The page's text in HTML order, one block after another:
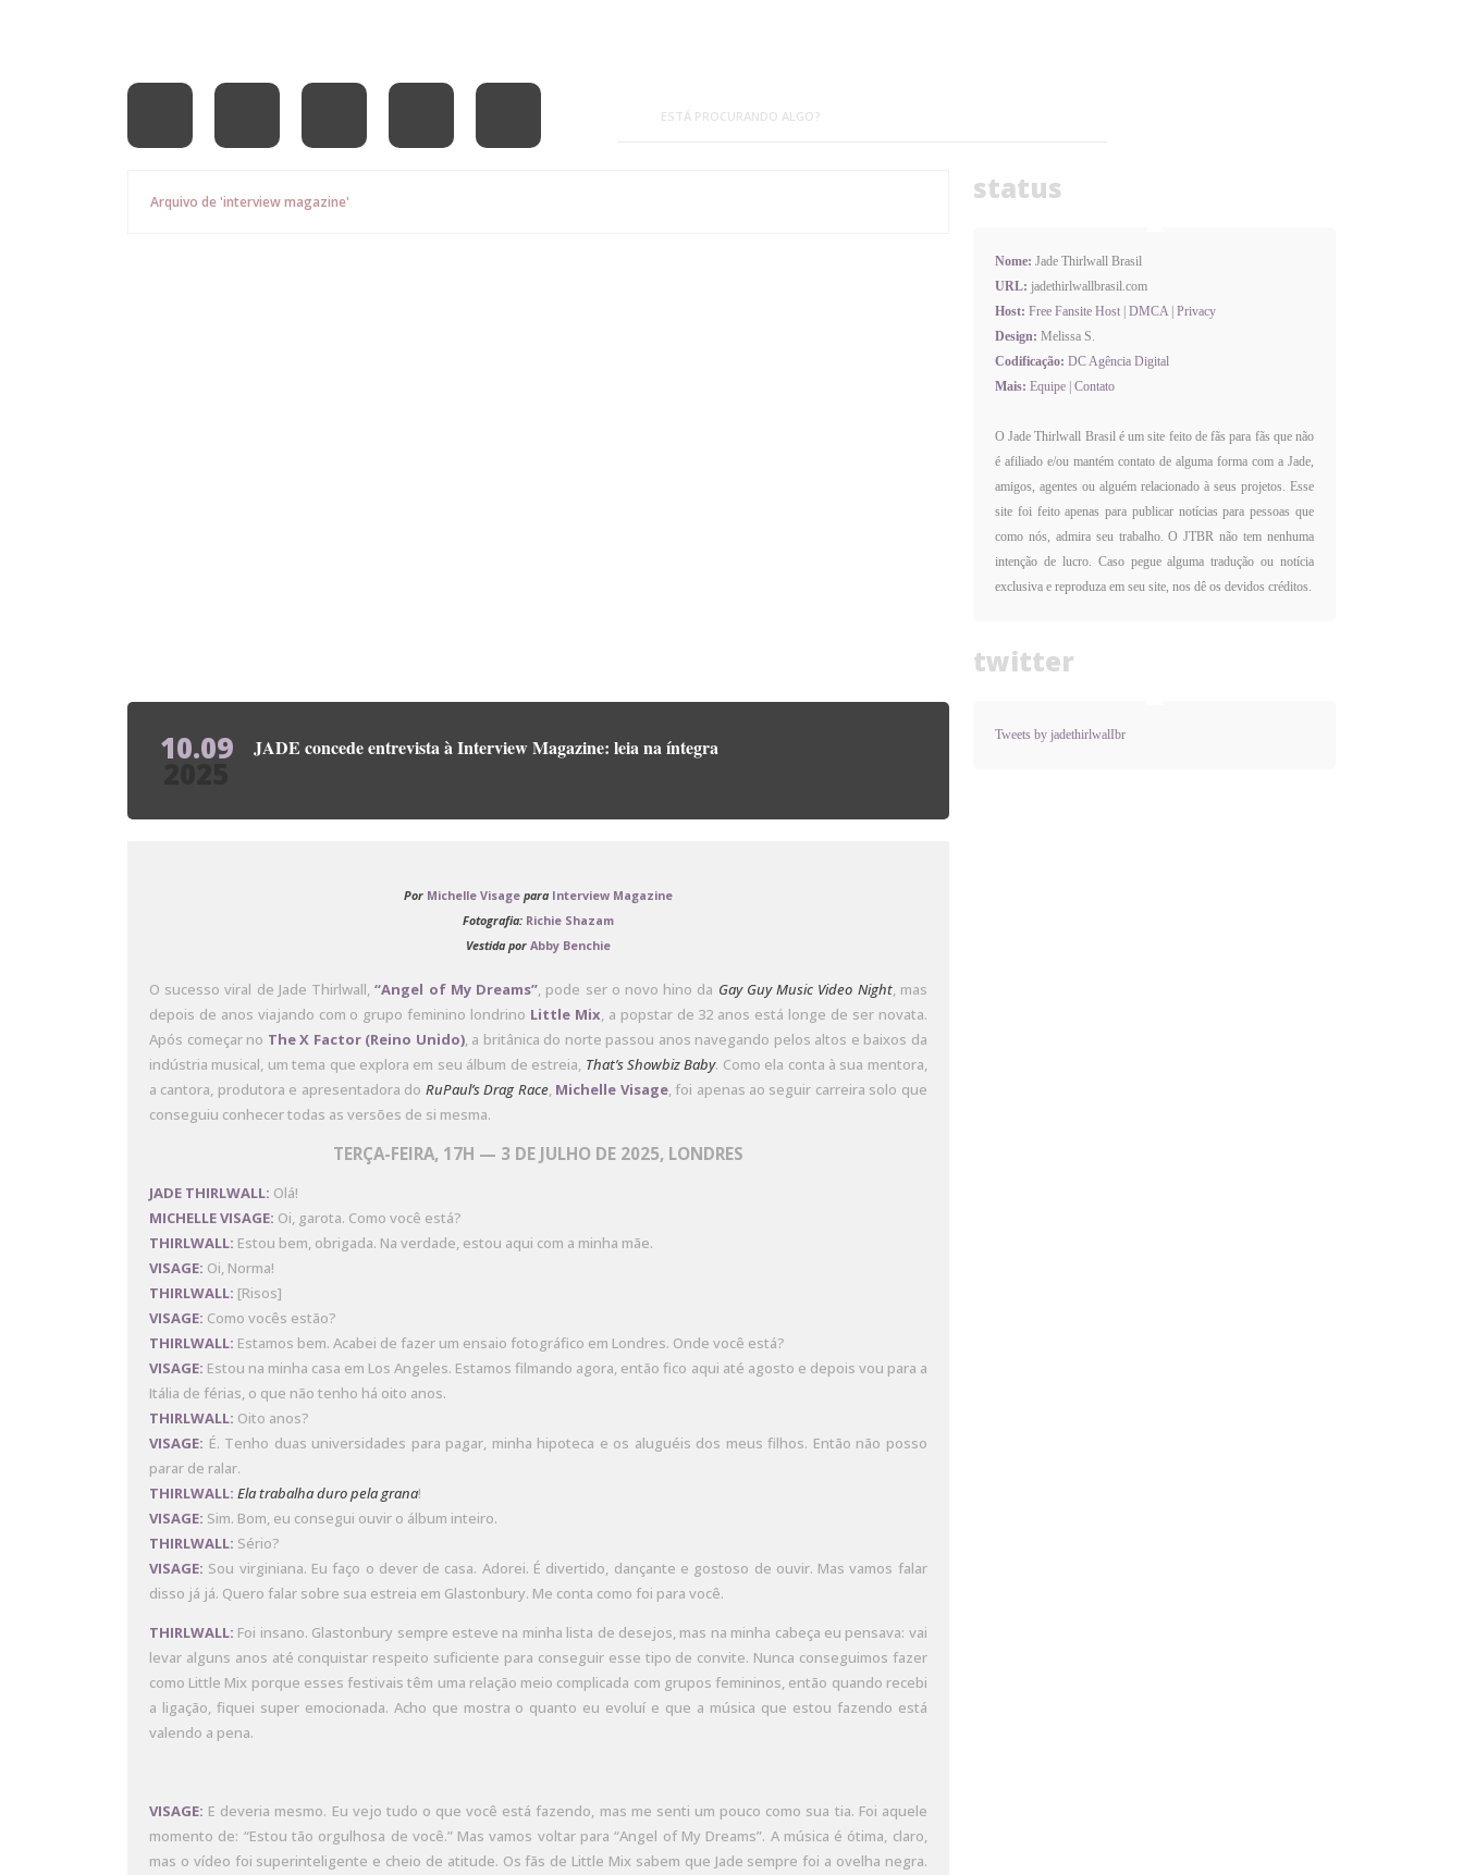
Arquivo de 'interview magazine'
10.09 JADE concede entrevista à Interview Magazine: leia na íntegra
Por Michelle Visage para Interview Magazine
Fotografia: Richie Shazam
Vestida por Abby Benchie
O sucesso viral de Jade Thirlwall,“Angel of My Dreams”, pode ser o novo hino da Gay Guy Music Video Night, mas
depois de anos viajando com o grupo feminino londrino Little Mix, a popstar de 32 anos está longe de ser novata.
Após começar no The X Factor (Reino Unido), a britânica do norte passou anos navegando pelos altos e baixos da
indústria musical, um tema que explora em seu álbum de estreia, That’s Showbiz Baby. Como ela conta à sua mentora,
a cantora, produtora e apresentadora do RuPaul’s Drag Race, Michelle Visage, foi apenas ao seguir carreira solo que
conseguiu conhecer todas as versões de si mesma.
TERÇA-FEIRA, 17H — 3 DE JULHO DE 2025, LONDRES
JADE THIRLWALL: Olá!
MICHELLE VISAGE: Oi, garota. Como você está?
THIRLWALL: Estou bem, obrigada. Na verdade, estou aqui com a minha mãe.
VISAGE: Oi, Norma!
THIRLWALL: [Risos]
VISAGE: Como vocês estão?
THIRLWALL: Estamos bem. Acabei de fazer um ensaio fotográfico em Londres. Onde você está?
VISAGE: Estou na minha casa em Los Angeles. Estamos filmando agora, então fico aqui até agosto e depois vou para a
Itália de férias, o que não tenho há oito anos.
THIRLWALL: Oito anos?
VISAGE: É. Tenho duas universidades para pagar, minha hipoteca e os aluguéis dos meus filhos. Então não posso
parar de ralar.
THIRLWALL: Ela trabalha duro pela grana!
VISAGE: Sim. Bom, eu consegui ouvir o álbum inteiro.
THIRLWALL: Sério?
VISAGE: Sou virginiana. Eu faço o dever de casa. Adorei. É divertido, dançante e gostoso de ouvir. Mas vamos falar
disso já já. Quero falar sobre sua estreia em Glastonbury. Me conta como foi para você.
THIRLWALL: Foi insano. Glastonbury sempre esteve na minha lista de desejos, mas na minha cabeça eu pensava: vai
levar alguns anos até conquistar respeito suficiente para conseguir esse tipo de convite. Nunca conseguimos fazer
como Little Mix porque esses festivais têm uma relação meio complicada com grupos femininos, então quando recebi
a ligação, fiquei super emocionada. Acho que mostra o quanto eu evoluí e que a música que estou fazendo está
valendo a pena.
VISAGE: E deveria mesmo. Eu vejo tudo o que você está fazendo, mas me senti um pouco como sua tia. Foi aquele
momento de: “Estou tão orgulhosa de você.” Mas vamos voltar para “Angel of My Dreams”. A música é ótima, claro,
mas o vídeo foi superinteligente e cheio de atitude. Os fãs de Little Mix sabem que Jade sempre foi a ovelha negra.
status
Nome: Jade Thirlwall Brasil
URL: jadethirlwallbrasil.com
Host: Free Fansite Host DMCA| Privacy
Design: Melissa S.
Codificação: DC Agência Digital
Mais: Equipe Contato
O Jade Thirlwall Brasil é um site feito de fãs para fãs que não
é afiliado e/ou mantém contato de alguma forma com a Jade,
amigos, agentes ou alguém relacionado à seus projetos. Esse
site foi feito apenas para publicar notícias para pessoas que
como nós, admira seu trabalho. O JTBR não tem nenhuma
intenção de lucro. Caso pegue alguma tradução ou notícia
exclusiva e reproduza em seu site, nos dê os devidos créditos.
twitter
Tweets by jadethirlwalIbr